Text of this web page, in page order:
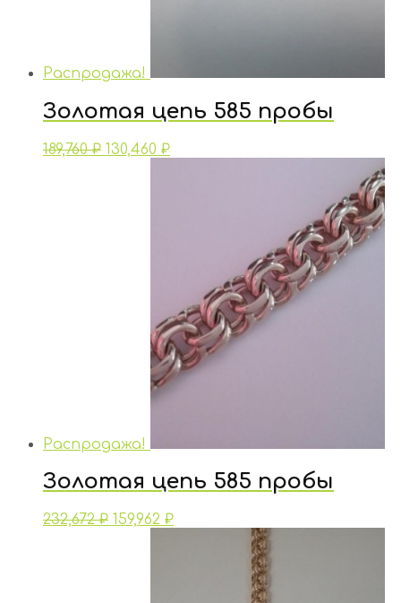
Распродажа!
Золотая цепь 585 пробы
189,760₽ 130,460 ₽
Распродажа!
Золотая цепь 585 пробы
232,672₽ 159,962 ₽